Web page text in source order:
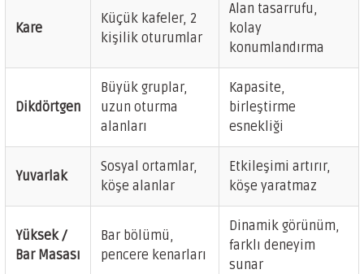
Kare
Küçük kafeler, 2
kişilik oturumlar
Alan tasarrufu,
kolay
konumlandırma
Dikdörtgen
Büyük gruplar,
uzun oturma
alanları
Kapasite,
birleştirme
esnekliği
Yuvarlak
Sosyal ortamlar,
köşe alanlar
Etkileşimi artırır,
köşe yaratmaz
Yüksek /
Bar Masası
Bar bölümü,
pencere kenarları
Dinamik görünüm,
farklı deneyim
sunar